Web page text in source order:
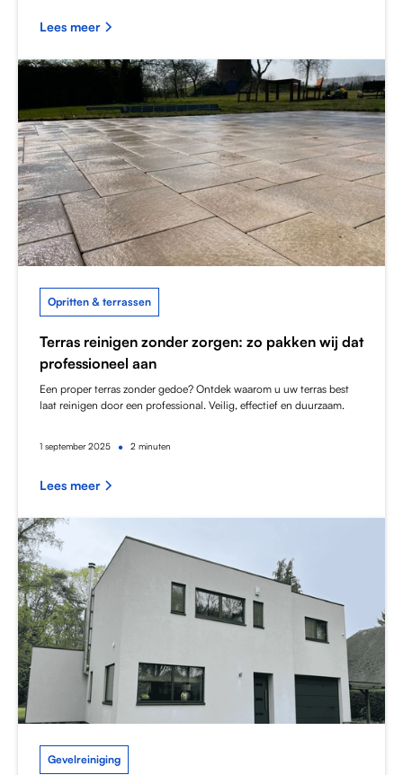
Lees meer
Opritten & terrassen
Terras reinigen zonder zorgen: zo pakken wij dat
professioneel aan
Een proper terras zonder gedoe? Ontdek waarom u uw terras best
laat reinigen door een professional. Veilig, effectief en duurzaam.
1 september 2025 • 2 minuten
Lees meer
Gevelreiniging